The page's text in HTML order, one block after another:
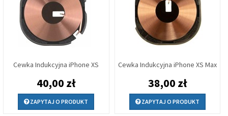
Cewka Indukcyjna iPhone XS
40,00 zł
ZAPYTAJ O PRODUKT
Cewka Indukcyjna iPhone XS Max
38,00 zł
ZAPYTAJ O PRODUKT